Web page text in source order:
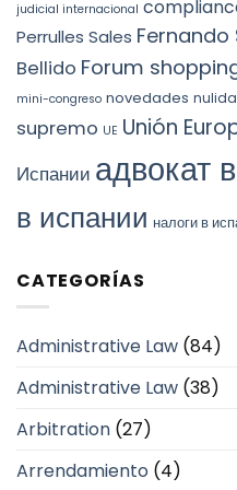
judicial internacional
Perrulles Sales Fernando
Bellido Forum
mini-congreso novedades
supremo UE Unión
Испании адвокат
в испании налоги в
CATEGORÍAS
Administrative Law (84)
Administrative Law (38)
Arbitration (27)
Arrendamiento (4)